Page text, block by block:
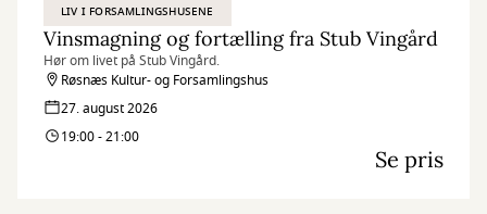
LIV I FORSAMLINGSHUSENE
Vinsmagning og fortælling fra Stub Vingård
Hør om livet på Stub Vingård.
Røsnæs Kultur- og Forsamlingshus
27. august 2026
19:00 - 21:00
Se pris